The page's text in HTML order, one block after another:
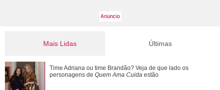
Mais Lidas
Juliette Freire fala sobre prova de vestido perto da data do
casamento: Foi lindo
Últimas
Time Adriana ou time Brandão? Veja de que lado os
personagens de Quem Ama Cuida estão